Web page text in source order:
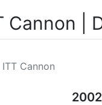
|
Cannon